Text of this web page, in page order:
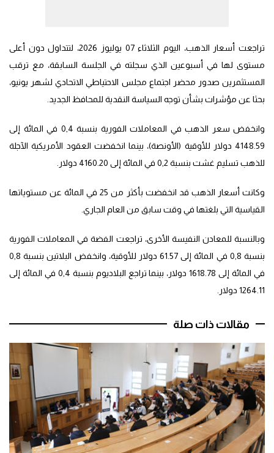
تراجعت أسعار الذهب، اليوم الثلاثاء 07 يوليوز 2026، لتتداول دون أعلى
مستوى لها في أسبوعين الذي سجلته في الجلسة السابقة، مع ترقب
المستثمرين صدور محضر اجتماع مجلس الاحتياطي الاتحادي لشهر يونيو،
بحثا عن مؤشرات بشأن توجه السياسة النقدية للمحافظ الجديد.
وانخفض سعر الذهب في المعاملات الفورية بنسبة 0,4 في المائة إلى
4148.59 دولار للأوقية (الأونصة)، بينما انخفضت العقود الأمريكية الآجلة
للذهب تسليم غشت بنسبة 0,2 في المائة إلى 4160.20 دولار.
وكانت أسعار الذهب قد انخفضت بأكثر من 25 في المائة عن مستوياتها
القياسية التي بلغتها في وقت سابق من العام الجاري.
وبالنسبة للمعادن النفيسة الأخرى، تراجعت الفضة في المعاملات الفورية
بنسبة 0,8 في المائة إلى 61.57 دولار للأوقية، وانخفض البلاتين بنسبة 0,8
في المائة إلى 1618.78 دولار، بينما تراجع البلاديوم بنسبة 0,4 في المائة إلى
1264.11 دولار.
مقالات ذات صلة